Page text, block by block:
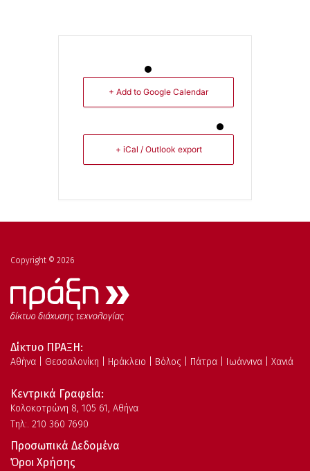
+ Add to Google Calendar
+ iCal / Outlook export
Copyright © 2026
Δίκτυο ΠΡΑΞΗ:
Αθήνα | Θεσσαλονίκη | Ηράκλειο | Βόλος | Πάτρα | Ιωάννινα | Χανιά
Κεντρικά Γραφεία:
Kολοκοτρώνη 8, 105 61, Αθήνα
Τηλ:. 210 360 7690
Προσωπικά Δεδομένα
Όροι Χρήσης